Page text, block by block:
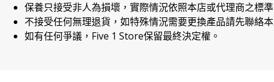
保養只接受非人為損壞，實際情況依照本店或代理商之標準
不接受任何無理退貨，如特殊情況需要更換產品請先聯絡本
如有任何爭議，Five 1 Store保留最終決定權。